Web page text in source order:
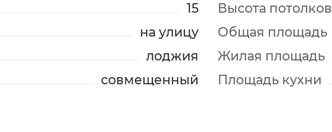
15
на улицу
лоджия
совмещенный
Высота потолков
Общая площадь
Жилая площадь
Площадь кухни